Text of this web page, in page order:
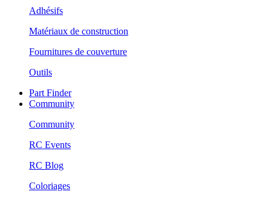
Adhésifs
Matériaux de construction
Fournitures de couverture
Outils
Part Finder
Community
Community
RC Events
RC Blog
Coloriages